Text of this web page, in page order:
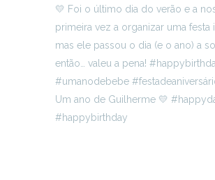
Um ano de Guilherme 💛
#happybirthday